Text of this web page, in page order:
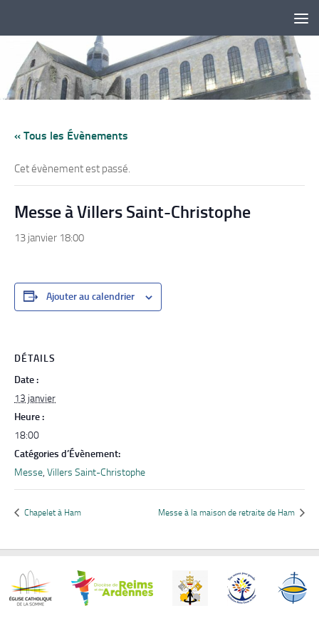
« Tous les Évènements
Cet évènement est passé.
Messe à Villers Saint-Christophe
13 janvier 18:00
Ajouter au calendrier
DÉTAILS
Date :
13 janvier
Heure :
18:00
Catégories d’Évènement:
Messe, Villers Saint-Christophe
Chapelet à Ham Messe à la maison de retraite de Ham